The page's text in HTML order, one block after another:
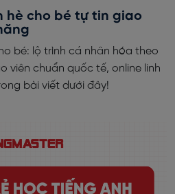
hè cho bé tự tin giao
bé: lộ trình cá nhân hóa theo
viên chuẩn quốc tế, online linh
bài viết dưới đây!